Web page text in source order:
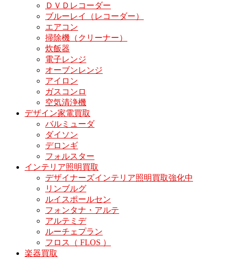
ＤＶＤレコーダー
ブルーレイ（レコーダー）
エアコン
掃除機（クリーナー）
炊飯器
電子レンジ
オーブンレンジ
アイロン
ガスコンロ
空気清浄機
デザイン家電買取
バルミューダ
ダイソン
デロンギ
フォルスター
インテリア照明買取
デザイナーズインテリア照明買取強化中
リンブルグ
ルイスポールセン
フォンタナ・アルテ
アルテミデ
ルーチェプラン
フロス（ FLOS ）
楽器買取